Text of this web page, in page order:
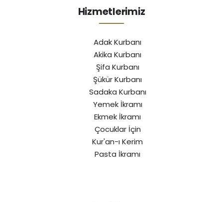
Hizmetlerimiz
Adak Kurbanı
Akika Kurbanı
Şifa Kurbanı
Şükür Kurbanı
Sadaka Kurbanı
Yemek İkramı
Ekmek İkramı
Çocuklar İçin
Kur'an-ı Kerim
Pasta İkramı